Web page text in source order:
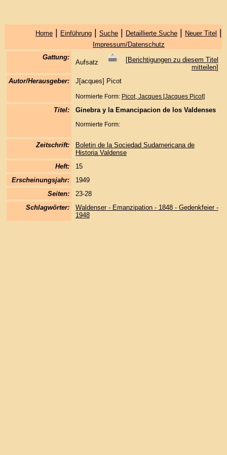
Home| Einführung| Suche| Detaillierte Suche| Neuer Titel |
Impressum/Datenschutz
Gattung:
Aufsatz [Berichtigungen zu diesem Titel
mitteilen]
Autor/Herausgeber:
J[acques] Picot
Normierte Form: Picot, Jacques [Jacques Picot]
Titel: Ginebra y la Emancipacion de los Valdenses
Normierte Form:
Zeitschrift:
Boletin de la Sociedad Sudamericana de
Historia Valdense
Heft:
15
Erscheinungsjahr:
1949
Seiten:
23-28
Schlagwörter:
Waldenser - Emanzipation - 1848 - Gedenkfeier -
1948